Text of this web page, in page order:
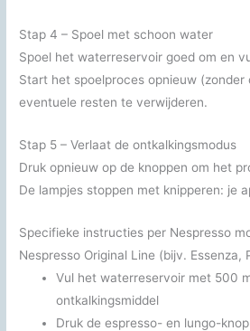
Stap 4 – Spoel met schoon water
Spoel het waterreservoir goed om en
Start het spoelproces opnieuw (zonder
eventuele resten te verwijderen.
Stap 5 – Verlaat de ontkalkingsmodus
Druk opnieuw op de knoppen om het
De lampjes stoppen met knipperen: je
Specifieke instructies per Nespresso
Nespresso Original Line (bijv. Essenza,
Vul het waterreservoir met 500
ontkalkingsmiddel
Druk de espresso- en lungo-